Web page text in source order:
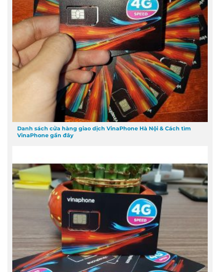
Danh sách cửa hàng giao dịch VinaPhone Hà Nội & Cách tìm
VinaPhone gần đây